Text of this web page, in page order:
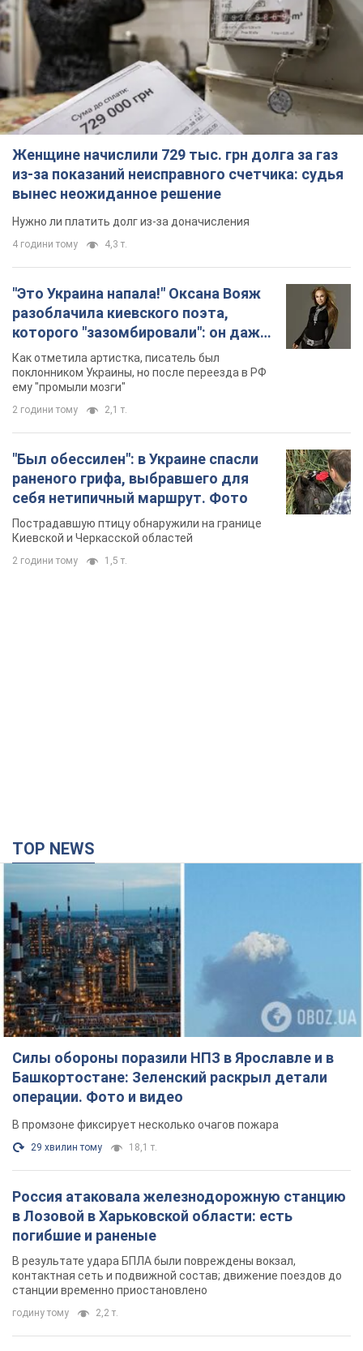
Женщине начислили 729 тыс. грн долга за газ
из-за показаний неисправного счетчика: судья
вынес неожиданное решение
Нужно ли платить долг из-за доначисления
4 години тому 4,3 т.
"Это Украина напала!" Оксана Вояж
разоблачила киевского поэта,
которого "зазомбировали": он даже
русского не знал, а теперь хочет
геноцида украинцев
Как отметила артистка, писатель был
поклонником Украины, но после переезда в РФ
ему "промыли мозги"
2 години тому 2,1 т.
"Был обессилен": в Украине спасли
раненого грифа, выбравшего для
себя нетипичный маршрут. Фото
Пострадавшую птицу обнаружили на границе
Киевской и Черкасской областей
2 години тому 1,5 т.
TOP NEWS
Силы обороны поразили НПЗ в Ярославле и в
Башкортостане: Зеленский раскрыл детали
операции. Фото и видео
В промзоне фиксирует несколько очагов пожара
29 хвилин тому 18,1 т.
Россия атаковала железнодорожную станцию
в Лозовой в Харьковской области: есть
погибшие и раненые
В результате удара БПЛА были повреждены вокзал,
контактная сеть и подвижной состав; движение поездов до
станции временно приостановлено
годину тому 2,2 т.